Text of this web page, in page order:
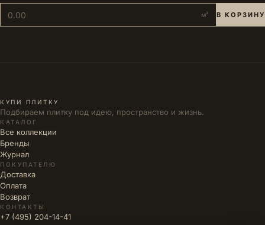
м² В КОРЗИНУ
КУПИ ПЛИТКУ
Подбираем плитку под идею, пространство и жизнь.
КАТАЛОГ
Все коллекции
Бренды
Журнал
ПОКУПАТЕЛЮ
Доставка
Оплата
Возврат
КОНТАКТЫ
+7 (495) 204-14-41